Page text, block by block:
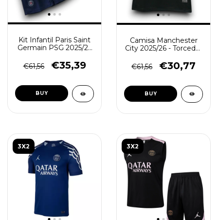
Kit Infantil Paris Saint
Germain PSG 2025/26
€61,56
€35,39
BUY
Camisa Manchester
City 2025/26 - Torcedor
(cópia)
€61,56 €30,77
BUY
3X2 3X2